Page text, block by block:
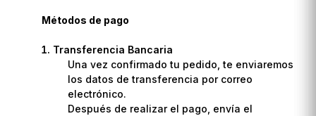
Métodos de pago
Transferencia Bancaria
Una vez confirmado tu pedido, te enviaremos
los datos de transferencia por correo
electrónico.
Después de realizar el pago, envía el